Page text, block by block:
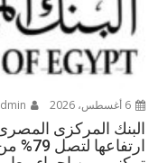
6 أغسطس، 2026
البنك المركزى